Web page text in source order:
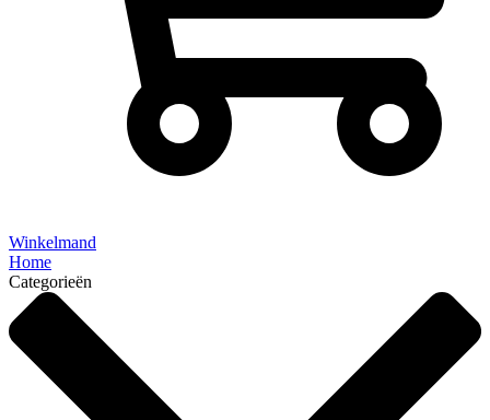
Winkelmand
Home
Categorieën